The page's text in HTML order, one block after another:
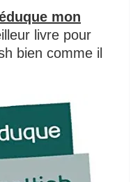
mon
livre pour
bien comme il